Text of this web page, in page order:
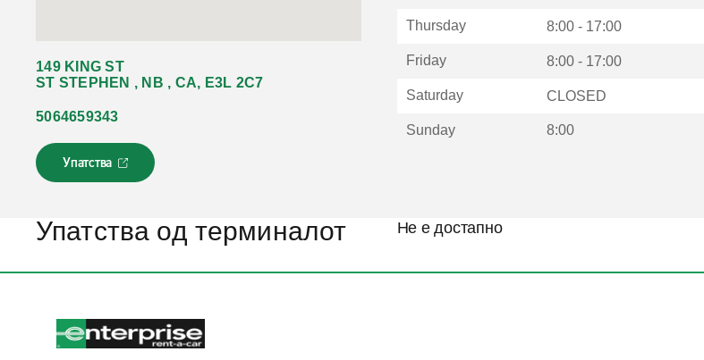
149 KING ST
ST STEPHEN , NB , CA, E3L 2C7
5064659343
Упатства
Л
и
о
с
т
в
Thursday 8:00 - 17:00
Friday 8:00 - 17:00
Saturday CLOSED
Sunday 8:00
Упатства од терминалот Не е достапно